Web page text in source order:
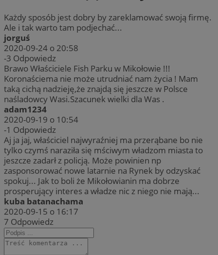
Każdy sposób jest dobry by zareklamować swoją firmę.
Ale i tak warto tam podjechać...
jorguś
2020-09-24 o 20:58
-3 Odpowiedz
Brawo Właściciele Fish Parku w Mikołowie !!!
Koronaściema nie może utrudniać nam życia ! Mam
taką cichą nadzieję,że znajdą się jeszcze w Polsce
naśladowcy Wasi.Szacunek wielki dla Was .
adam1234
2020-09-19 o 10:54
-1 Odpowiedz
Aj ja jaj, właściciel najwyraźniej ma przerąbane bo nie
tylko czymś naraziła się mściwym władzom miasta to
jeszcze zadarł z policją. Może powinien np
zasponsorować nowe latarnie na Rynek by odzyskać
spokuj... Jak to boli że Mikołowianin ma dobrze
prosperujący interes a władze nic z niego nie mają...
kuba batanachama
2020-09-15 o 16:17
7 Odpowiedz